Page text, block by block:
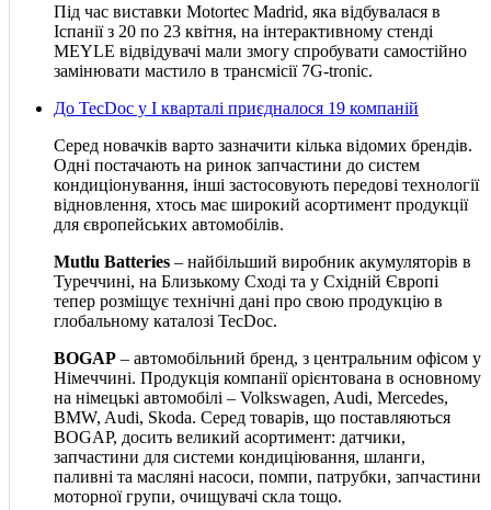
Під час виставки Motortec Madrid, яка відбувалася в
Іспанії з 20 по 23 квітня, на інтерактивному стенді
MEYLE відвідувачі мали змогу спробувати самостійно
замінювати мастило в трансмісії 7G-tronic.
До TecDoc у І кварталі приєдналося 19 компаній
Серед новачків варто зазначити кілька відомих брендів.
Одні постачають на ринок запчастини до систем
кондиціонування, інші застосовують передові технології
відновлення, хтось має широкий асортимент продукції
для європейських автомобілів.
Mutlu Batteries – найбільший виробник акумуляторів в
Туреччині, на Близькому Сході та у Східній Європі
тепер розміщує технічні дані про свою продукцію в
глобальному каталозі TecDoc.
BOGAP – автомобільний бренд, з центральним офісом у
Німеччині. Продукція компанії орієнтована в основному
на німецькі автомобілі – Volkswagen, Audi, Mercedes,
BMW, Audi, Skoda. Серед товарів, що поставляються
BOGAP, досить великий асортимент: датчики,
запчастини для системи кондиціювання, шланги,
паливні та масляні насоси, помпи, патрубки, запчастини
моторної групи, очищувачі скла тощо.